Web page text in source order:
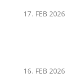
17. FEB 2026
16. FEB 2026